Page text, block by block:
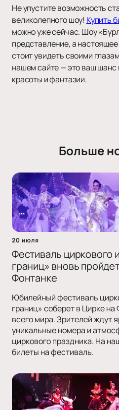
Не упустите возможность
великолепного шоу! Купить
можно уже сейчас. Шоу
представление, а
стоит увидеть своими
нашем сайте — это ваш шанс
красоты и фантазии.
Больше
20 июля
Фестиваль циркового
границ» вновь
Фонтанке
Юбилейный фестиваль
границ» соберет в Цирке на
всего мира. Зрителей ждут
уникальные номера и
циркового праздника. На
билеты на фестиваль.